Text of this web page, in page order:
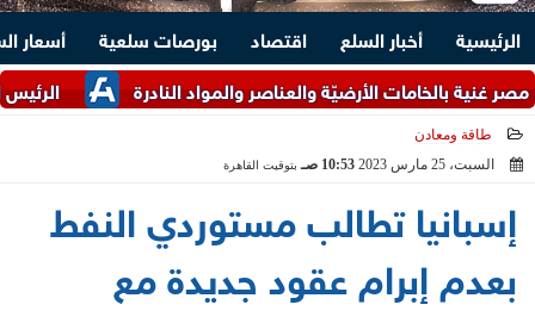
الرئيسية أخبار السلع اقتصاد بورصات سلعية
أسعار
الرئيس السيسي
بالخامات الأرضيّة والعناصر والمواد النادرة
طاقة ومعادن
السبت، 25 مارس 2023
10:53 صـ بتوقيت القاهرة
إسبانيا تطالب مستوردي النفط
بعدم إبرام عقود جديدة مع